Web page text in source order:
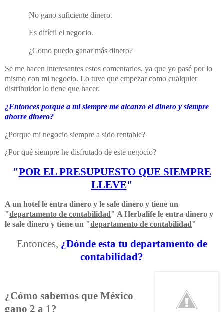
No gano suficiente dinero.
Es difícil el negocio.
¿Como puedo ganar más dinero?
Se me hacen interesantes estos comentarios, ya que yo pasé por lo
mismo con mi negocio. Lo tuve que empezar como cualquier
distribuidor lo tiene que hacer.
¿Entonces porque a mi siempre me alcanzo el dinero y siempre
ahorre dinero?
¿Porque mi negocio siempre a sido rentable?
¿Por qué siempre he disfrutado de este negocio?
"POR EL PRESUPUESTO QUE SIEMPRE
LLEVE"
A un hotel le entra dinero y le sale dinero y tiene un
"departamento de contabilidad" A Herbalife le entra dinero y
le sale dinero y tiene un "departamento de contabilidad"
Entonces, ¿Dónde esta tu departamento de
contabilidad?
¿Cómo sabemos que México
gano 2 a 1?